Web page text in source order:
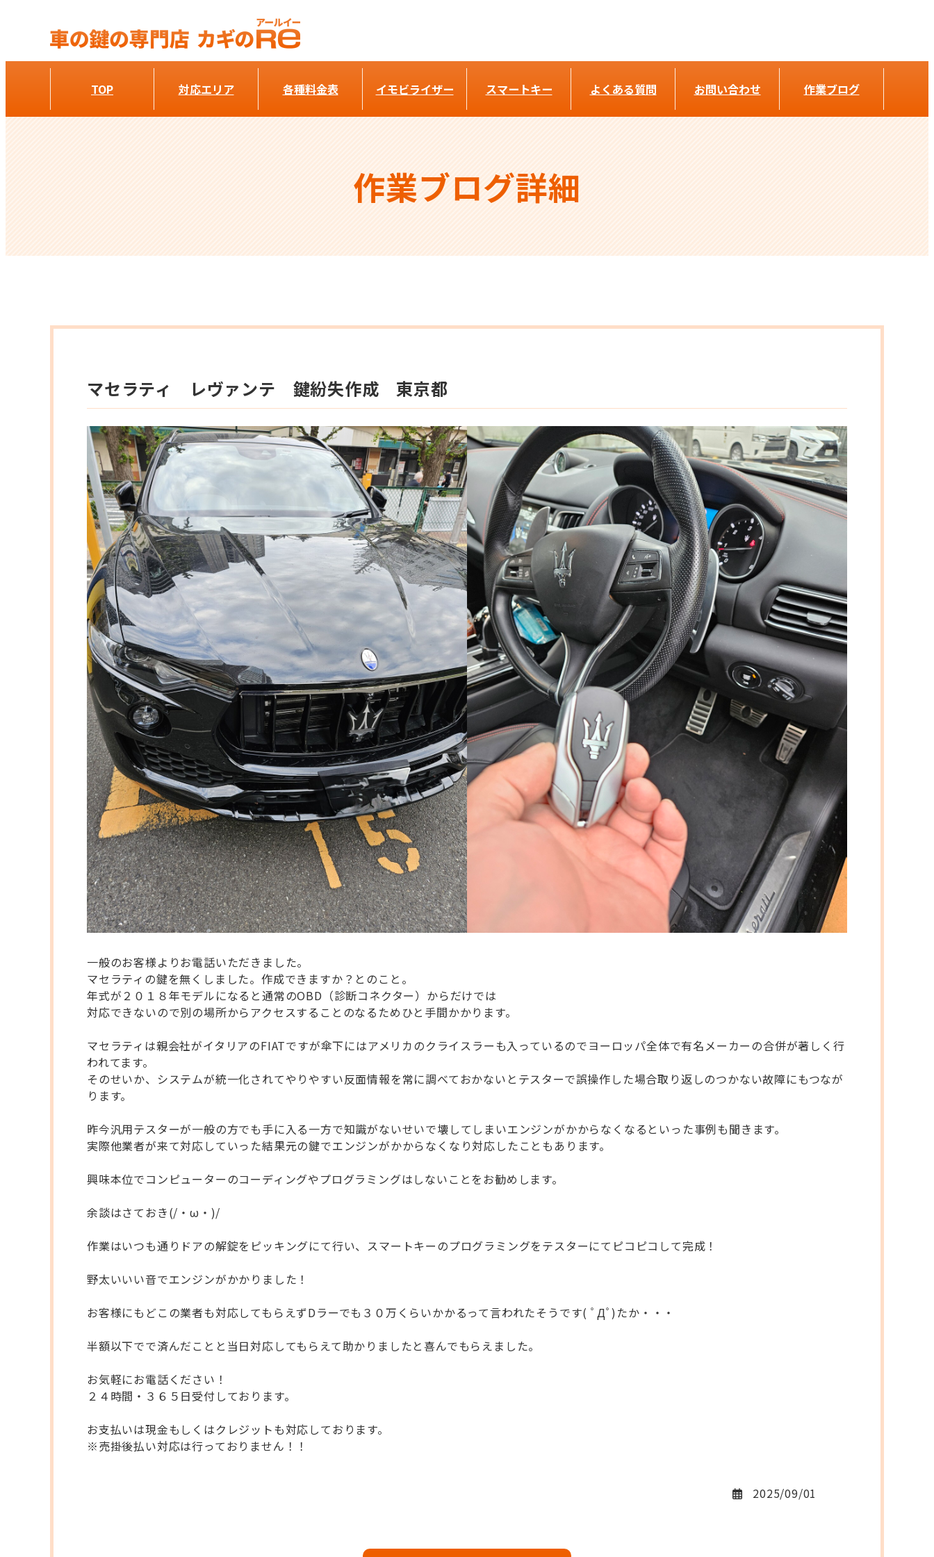
TOP 対応エリア 各種料金表 イモビライザー スマートキー よくある質問 お問い合わせ 作業ブログ
作業ブログ詳細
マセラティ レヴァンテ 鍵紛失作成 東京都
一般のお客様よりお電話いただきました。
マセラティの鍵を無くしました。作成できますか？とのこと。
年式が２０１８年モデルになると通常のOBD（診断コネクター）からだけでは
対応できないので別の場所からアクセスすることのなるためひと手間かかります。
マセラティは親会社がイタリアのFIATですが傘下にはアメリカのクライスラーも入っているのでヨーロッパ全体で有名メーカーの合併が著しく行
われてます。
そのせいか、システムが統一化されてやりやすい反面情報を常に調べておかないとテスターで誤操作した場合取り返しのつかない故障にもつなが
ります。
昨今汎用テスターが一般の方でも手に入る一方で知識がないせいで壊してしまいエンジンがかからなくなるといった事例も聞きます。
実際他業者が来て対応していった結果元の鍵でエンジンがかからなくなり対応したこともあります。
興味本位でコンピューターのコーディングやプログラミングはしないことをお勧めします。
余談はさておき(/・ω・)/
作業はいつも通りドアの解錠をピッキングにて行い、スマートキーのプログラミングをテスターにてピコピコして完成！
野太いいい音でエンジンがかかりました！
お客様にもどこの業者も対応してもらえずDラーでも３０万くらいかかるって言われたそうです( ﾟДﾟ)たか・・・
半額以下でで済んだことと当日対応してもらえて助かりましたと喜んでもらえました。
お気軽にお電話ください！
２４時間・３６５日受付しております。
お支払いは現金もしくはクレジットも対応しております。
※売掛後払い対応は行っておりません！！
2025/09/01